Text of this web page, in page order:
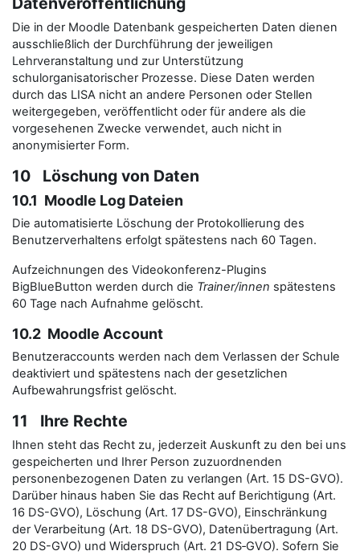
Die in der Moodle Datenbank gespeicherten Daten dienen
ausschließlich der Durchführung der jeweiligen
Lehrveranstaltung und zur Unterstützung
schulorganisatorischer Prozesse. Diese Daten werden
durch das LISA nicht an andere Personen oder Stellen
weitergegeben, veröffentlicht oder für andere als die
vorgesehenen Zwecke verwendet, auch nicht in
anonymisierter Form.
10 Löschung von Daten
10.1 Moodle Log Dateien
Die automatisierte Löschung der Protokollierung des
Benutzerverhaltens erfolgt spätestens nach 60 Tagen.
Aufzeichnungen des Videokonferenz-Plugins
BigBlueButton werden durch die Trainer/innen spätestens
60 Tage nach Aufnahme gelöscht.
10.2 Moodle Account
Benutzeraccounts werden nach dem Verlassen der Schule
deaktiviert und spätestens nach der gesetzlichen
Aufbewahrungsfrist gelöscht.
11 Ihre Rechte
Ihnen steht das Recht zu, jederzeit Auskunft zu den bei uns
gespeicherten und Ihrer Person zuzuordnenden
personenbezogenen Daten zu verlangen (Art. 15 DS-GVO).
Darüber hinaus haben Sie das Recht auf Berichtigung (Art.
16 DS-GVO), Löschung (Art. 17 DS-GVO), Einschränkung
der Verarbeitung (Art. 18 DS-GVO), Datenübertragung (Art.
20 DS-GVO) und Widerspruch (Art. 21 DS‑GVO). Sofern Sie